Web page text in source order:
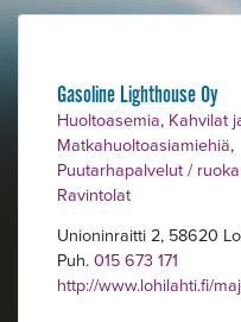
Gasoline Lighthouse Oy
Huoltoasemia, Kahvilat
Matkahuoltoasiamiehiä,
Puutarhapalvelut /
Ravintolat
Unioninraitti 2, 58620
Puh.015 673 171
http://www.lohilahti.fi/